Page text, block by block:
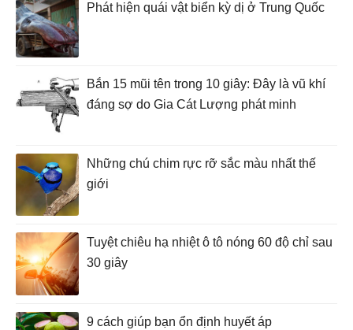
Phát hiện quái vật biển kỳ dị ở Trung Quốc
Bắn 15 mũi tên trong 10 giây: Đây là vũ khí
đáng sợ do Gia Cát Lượng phát minh
Những chú chim rực rỡ sắc màu nhất thế
giới
Tuyệt chiêu hạ nhiệt ô tô nóng 60 độ chỉ sau
30 giây
9 cách giúp bạn ổn định huyết áp